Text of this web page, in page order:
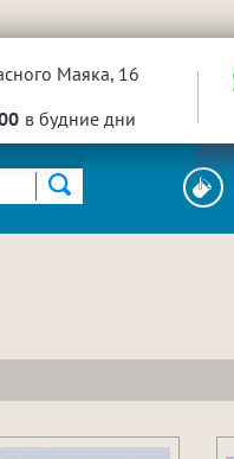
Маяка, 16
в будние дни